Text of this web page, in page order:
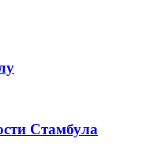
Стамбула